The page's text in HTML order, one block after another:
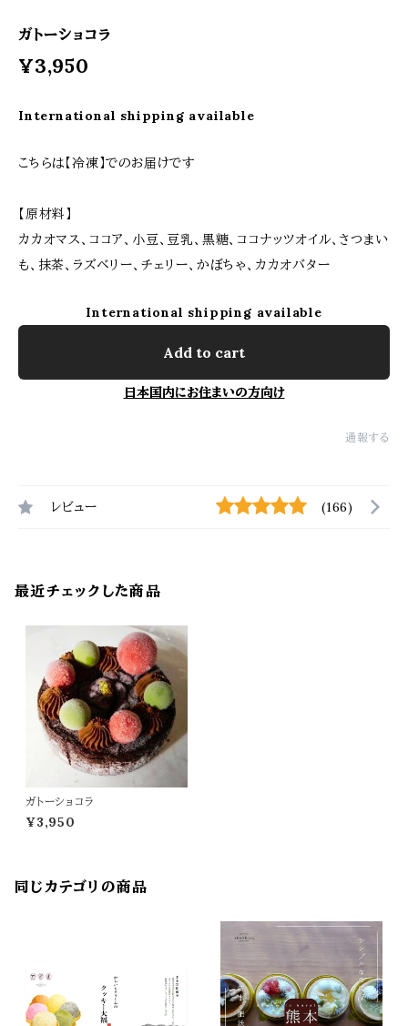
ガトーショコラ
¥3,950
International shipping available
こちらは【冷凍】でのお届けです
【原材料】
カカオマス、ココア、小豆、豆乳、黒糖、ココナッツオイル、さつまい
も、抹茶、ラズベリー、チェリー、かぼちゃ、カカオバター
International shipping available
Add to cart
日本国内にお住まいの方向け
通報する
レビュー (166)
最近チェックした商品
ガトーショコラ
¥3,950
同じカテゴリの商品